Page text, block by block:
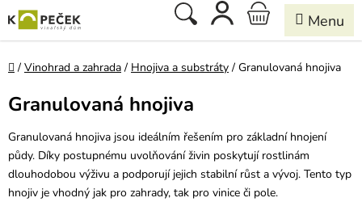
na
obsah
Hledat
NÁKUPNÍ
KOŠÍK
Domů
/ Vinohrad a zahrada / Hnojiva a substráty / Granulovaná hnojiva
Granulovaná hnojiva
Granulovaná hnojiva jsou ideálním řešením pro základní hnojení
půdy. Díky postupnému uvolňování živin poskytují rostlinám
dlouhodobou výživu a podporují jejich stabilní růst a vývoj. Tento typ
hnojiv je vhodný jak pro zahrady, tak pro vinice či pole.